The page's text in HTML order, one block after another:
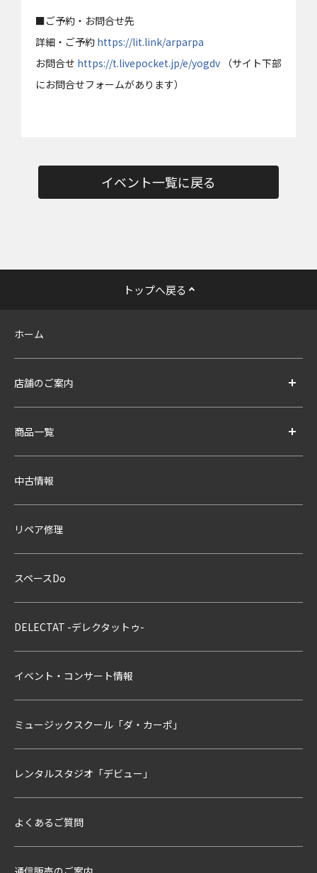
■ご予約・お問合せ先
詳細・ご予約 https://lit.link/arparpa
お問合せ https://t.livepocket.jp/e/yogdv （サイト下部
にお問合せフォームがあります）
イベント一覧に戻る
トップへ戻る
ホーム
店舗のご案内
商品一覧
中古情報
リペア修理
スペースDo
DELECTAT -デレクタットゥ-
イベント・コンサート情報
ミュージックスクール「ダ・カーポ」
レンタルスタジオ「デビュー」
よくあるご質問